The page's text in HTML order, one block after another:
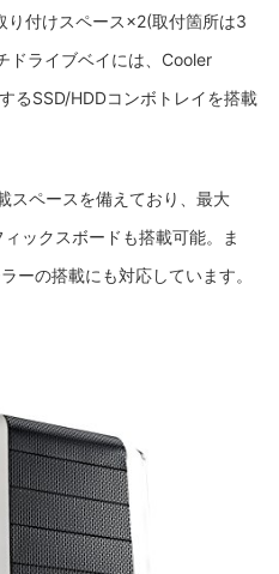
付けスペース×2(取付箇所は3
ドライブベイには、Cooler
るSSD/HDDコンボトレイを搭載
スペースを備えており、最大
ックスボードも搭載可能。ま
ーの搭載にも対応しています。